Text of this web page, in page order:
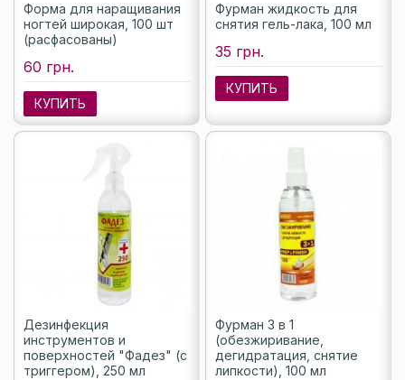
Форма для наращивания
ногтей широкая, 100 шт
(расфасованы)
60 грн.
КУПИТЬ
Фурман жидкость для
снятия гель-лака, 100 мл
35 грн.
КУПИТЬ
Дезинфекция
инструментов и
поверхностей "Фадез" (с
триггером), 250 мл
Фурман 3 в 1
(обезжиривание,
дегидратация, снятие
липкости), 100 мл